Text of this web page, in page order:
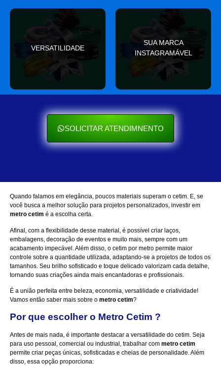
VERSATILIDADE
Se encaixa em qualquer
ocasião e sempre agrega
valor
SUA MARCA
INSTAGRAMÁVEL
Seu cliente ama mostrar
nas redes sociais
SOLICITAR ATENDIMNENTO
Quando falamos em elegância, poucos materiais superam o cetim. E, se
você busca a melhor solução para projetos personalizados, investir em
metro cetim é a escolha certa.
Afinal, com a flexibilidade desse material, é possível criar laços,
embalagens, decoração de eventos e muito mais, sempre com um
acabamento impecável. Além disso, o cetim por metro permite maior
controle sobre a quantidade utilizada, adaptando-se a projetos de todos os
tamanhos. Seu brilho sofisticado e toque delicado valorizam cada detalhe,
tornando suas criações ainda mais encantadoras e profissionais.
É a união perfeita entre beleza, economia, versatilidade e criatividade!
Vamos então saber mais sobre o metro cetim?
Por que escolher o Metro Cetim ?
Antes de mais nada, é importante destacar a versatilidade do cetim. Seja
para uso pessoal, comercial ou industrial, trabalhar com metro cetim
permite criar peças únicas, sofisticadas e cheias de personalidade. Além
disso, essa opção proporciona: